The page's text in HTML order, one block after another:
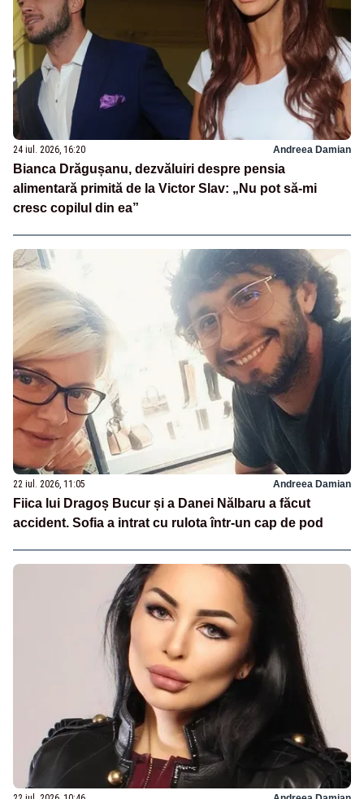
24 iul. 2026, 16:20 Andreea Damian
Bianca Drăgușanu, dezvăluiri despre pensia
alimentară primită de la Victor Slav: „Nu pot să-mi
cresc copilul din ea”
22 iul. 2026, 11:05 Andreea Damian
Fiica lui Dragoș Bucur și a Danei Nălbaru a făcut
accident. Sofia a intrat cu rulota într-un cap de pod